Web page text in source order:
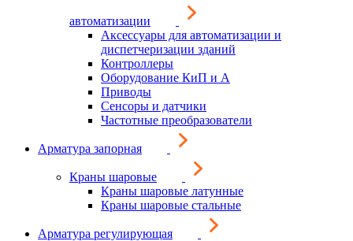
автоматизации
Аксессуары для автоматизации и
диспетчеризации зданий
Контроллеры
Оборудование КиП и А
Приводы
Сенсоры и датчики
Частотные преобразователи
Арматура запорная
Краны шаровые
Краны шаровые латунные
Краны шаровые стальные
Арматура регулирующая